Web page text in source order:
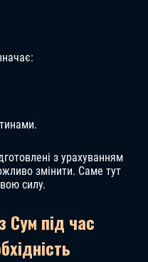
з урахуванням
змінити. Саме тут
силу.
Сум під час